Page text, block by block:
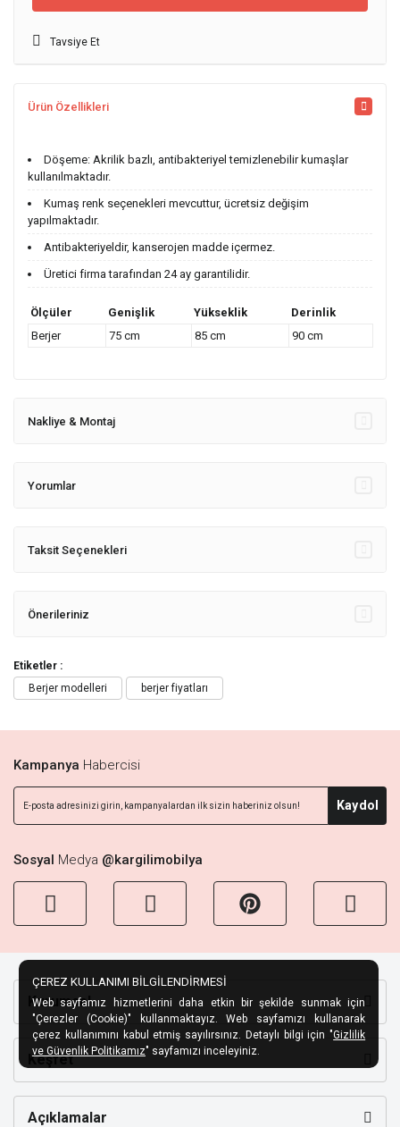
Tavsiye Et
Ürün Özellikleri
Döşeme: Akrilik bazlı, antibakteriyel temizlenebilir kumaşlar
kullanılmaktadır.
Kumaş renk seçenekleri mevcuttur, ücretsiz değişim
yapılmaktadır.
Antibakteriyeldir, kanserojen madde içermez.
Üretici firma tarafından 24 ay garantilidir.
Ölçüler Genişlik Yükseklik
Derinlik
Berjer
75 cm 85 cm 90 cm
Nakliye & Montaj
Yorumlar
Taksit Seçenekleri
Önerileriniz
Etiketler :
Berjer modelleri
berjer fiyatları
Kampanya Habercisi
Kaydol
Sosyal Medya @kargilimobilya
Kurumsal
Keşfet
Açıklamalar
ÇEREZ KULLANIMI BİLGİLENDİRMESİ
Web sayfamız hizmetlerini daha etkin bir şekilde sunmak için
"Çerezler (Cookie)" kullanmaktayız. Web sayfamızı kullanarak
çerez kullanımını kabul etmiş sayılırsınız. Detaylı bilgi için "Gizlilik
ve Güvenlik Politikamız" sayfamızı inceleyiniz.